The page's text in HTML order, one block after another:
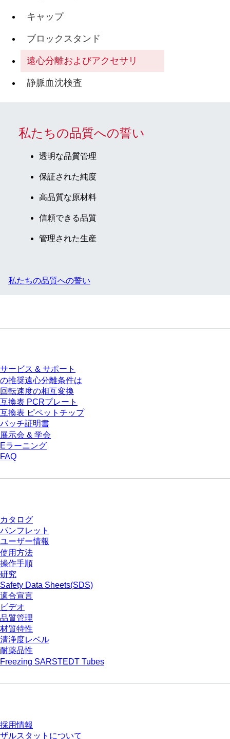
キャップ
ブロックスタンド
遠心分離およびアクセサリ
静脈血沈検査
私たちの品質への誓い
透明な品質管理
保証された純度
高品質な原材料
信頼できる品質
管理された生産
私たちの品質への誓い
サービス & サポート
の推奨遠心分離条件は
回転速度の相互変換
互換表 PCRプレート
互換表 ピペットチップ
バッチ証明書
展示会 & 学会
Eラーニング
FAQ
カタログ
パンフレット
ユーザー情報
使用方法
操作手順
研究
Safety Data Sheets(SDS)
適合宣言
ビデオ
品質管理
材質特性
清浄度レベル
耐薬品性
Freezing SARSTEDT Tubes
採用情報
ザルスタットについて